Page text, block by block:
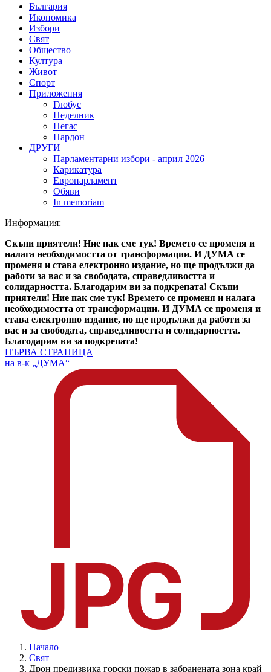
България
Икономика
Избори
Свят
Общество
Култура
Живот
Спорт
Приложения
Глобус
Неделник
Пегас
Пардон
ДРУГИ
Парламентарни избори - април 2026
Карикатура
Европарламент
Обяви
In memoriam
Информация:
Скъпи приятели! Ние пак сме тук! Времето се променя и
налага необходимостта от трансформации. И ДУМА се
променя и става електронно издание, но ще продължи да
работи за вас и за свободата, справедливостта и
солидарността. Благодарим ви за подкрепата! Скъпи
приятели! Ние пак сме тук! Времето се променя и налага
необходимостта от трансформации. И ДУМА се променя и
става електронно издание, но ще продължи да работи за
вас и за свободата, справедливостта и солидарността.
Благодарим ви за подкрепата!
ПЪРВА СТРАНИЦА
на в-к „ДУМА“
Начало
Свят
Дрон предизвика горски пожар в забранената зона край